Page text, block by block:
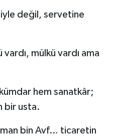
değil, servetine
mülkü vardı ama
hem sanatkâr;
bir usta.
bin Avf… ticaretin